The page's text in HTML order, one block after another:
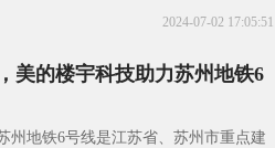
2024-07-02 17:05:51
美的楼宇科技助力苏州地铁6
州地铁6号线是江苏省、苏州市重点建